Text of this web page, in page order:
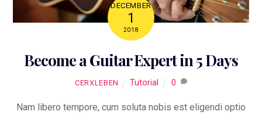
DECEMBER
1
2018
Become a Guitar Expert in 5 Days
CERXLEBEN Tutorial 0
Nam libero tempore, cum soluta nobis est eligendi optio